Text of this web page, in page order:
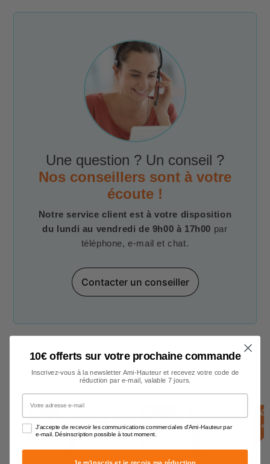
Une question ? Un conseil ?
Nos conseillers sont à votre
écoute !
Notre service client est à votre disposition
du lundi au vendredi de 9h00 à 17h00 par
téléphone, e-mail et chat.
Contacter un conseiller
Plateformes individuelles roulantes ultra légère
E
N
S
T
O
C
K K E
N
S
T
O
C
10€ offerts sur votre prochaine commande
Inscrivez-vous à la newsletter Ami-Hauteur et recevez votre code de
réduction par e-mail, valable 7 jours.
Votre adresse e-mail
J'accepte de recevoir les communications commerciales d'Ami-Hauteur par
e-mail. Désinscription possible à tout moment.